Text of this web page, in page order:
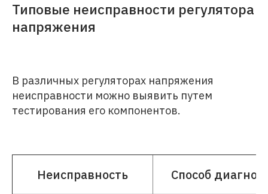
Типовые неисправности регулятора
напряжения
В различных регуляторах напряжения
неисправности можно выявить путем
тестирования его компонентов.
Неисправность Способ